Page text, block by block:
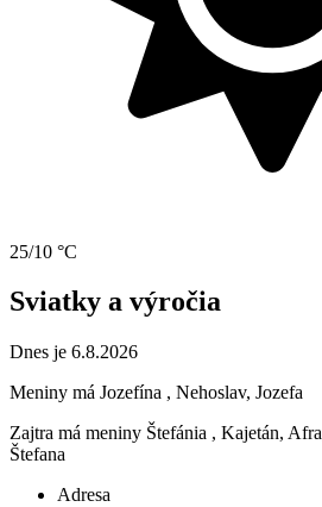
25/10 °C
Sviatky a výročia
Dnes je 6.8.2026
Meniny má Jozefína , Nehoslav, Jozefa
Zajtra má meniny Štefánia , Kajetán,
Štefana
Adresa